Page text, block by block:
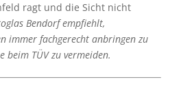
ragt und die Sicht nicht
Bendorf empfiehlt,
immer fachgerecht anbringen zu
beim TÜV zu vermeiden.